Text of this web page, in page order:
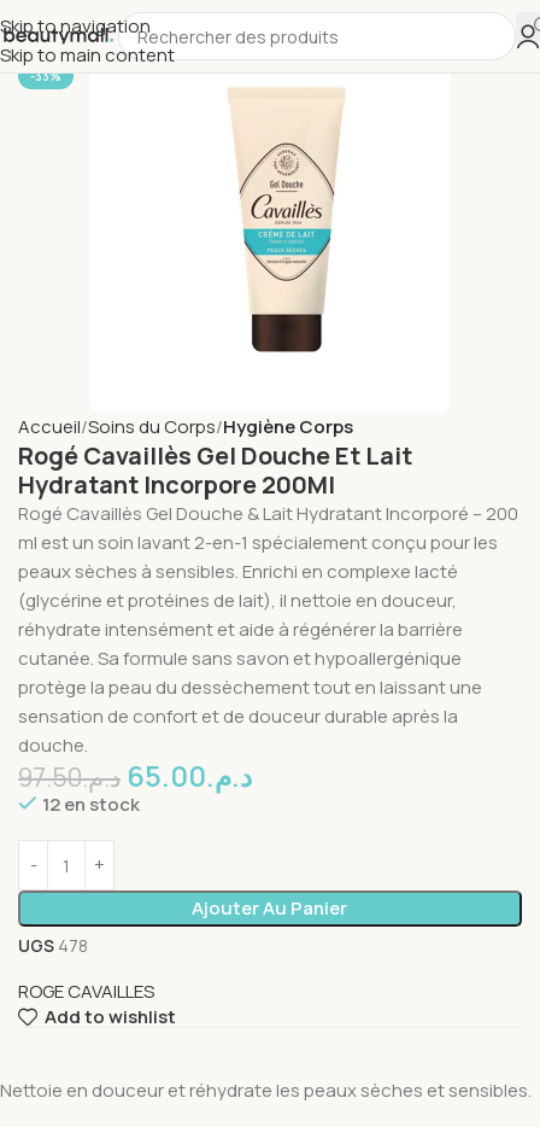
Skip to navigation
Skip to main content
-33%
Accueil Soins du Corps Hygiène Corps
Rogé Cavaillès Gel Douche Et Lait
Hydratant Incorpore 200Ml
Rogé Cavaillès Gel Douche & Lait Hydratant Incorporé – 200
ml est un soin lavant 2-en-1 spécialement conçu pour les
peaux sèches à sensibles. Enrichi en complexe lacté
(glycérine et protéines de lait), il nettoie en douceur,
réhydrate intensément et aide à régénérer la barrière
cutanée. Sa formule sans savon et hypoallergénique
protège la peau du dessèchement tout en laissant une
sensation de confort et de douceur durable après la
douche.
د.م.97.50 د.م.65.00
12 en stock
Ajouter Au Panier
UGS 478
ROGE CAVAILLES
Add to wishlist
Nettoie en douceur et réhydrate les peaux sèches et sensibles.